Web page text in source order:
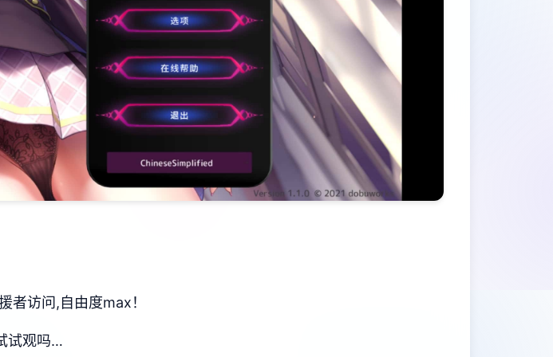
者访问,自由度max！
试观吗…